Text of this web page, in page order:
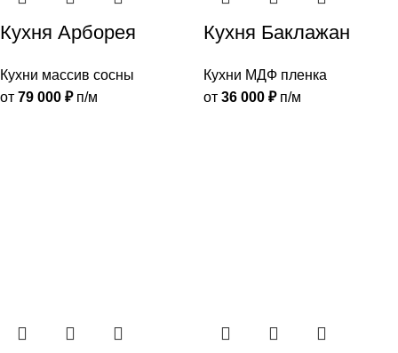
Кухня Арборея
Кухни массив сосны
от 79 000 ₽п/м
Кухня Баклажан
Кухни МДФ пленка
от 36 000 ₽п/м